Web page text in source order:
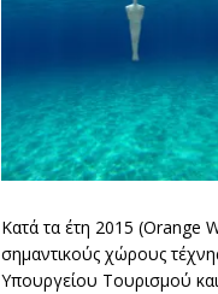
Κατά τα έτη 2015 (Orange
σημαντικούς χώρους
Υπουργείου Τουρισμού